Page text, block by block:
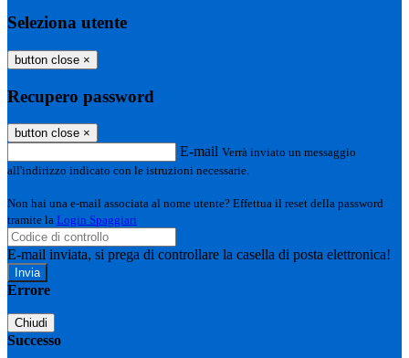
Seleziona utente
button close ×
Recupero password
button close ×
E-mail Verrà inviato un messaggio
all'indirizzo indicato con le istruzioni necessarie.
Non hai una e-mail associata al nome utente? Effettua il reset della password
tramite la Login Spaggiari
E-mail inviata, si prega di controllare la casella di posta elettronica!
Errore
Chiudi
Successo